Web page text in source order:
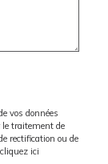
vos données
traitement de
rectification ou de
cliquez ici